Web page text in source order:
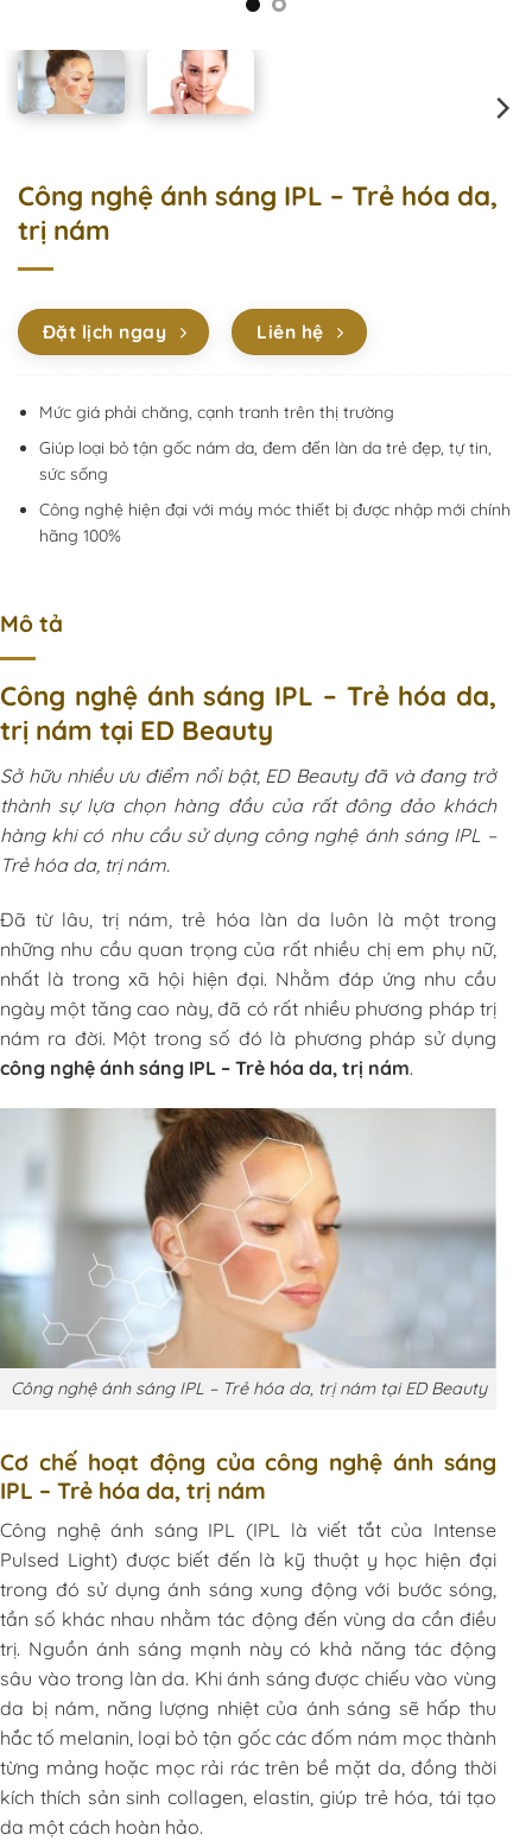
Công nghệ ánh sáng IPL – Trẻ hóa da,
trị nám
Đặt lịch ngay Liên hệ
Mức giá phải chăng, cạnh tranh trên thị trường
Giúp loại bỏ tận gốc nám da, đem đến làn da trẻ đẹp, tự tin,
sức sống
Công nghệ hiện đại với máy móc thiết bị được nhập mới chính
hãng 100%
Mô tả
Công nghệ ánh sáng IPL – Trẻ hóa da,
trị nám tại ED Beauty
Sở hữu nhiều ưu điểm nổi bật, ED Beauty đã và đang trở
thành sự lựa chọn hàng đầu của rất đông đảo khách
hàng khi có nhu cầu sử dụng công nghệ ánh sáng IPL –
Trẻ hóa da, trị nám.
Đã từ lâu, trị nám, trẻ hóa làn da luôn là một trong
những nhu cầu quan trọng của rất nhiều chị em phụ nữ,
nhất là trong xã hội hiện đại. Nhằm đáp ứng nhu cầu
ngày một tăng cao này, đã có rất nhiều phương pháp trị
nám ra đời. Một trong số đó là phương pháp sử dụng
công nghệ ánh sáng IPL – Trẻ hóa da, trị nám.
Công nghệ ánh sáng IPL – Trẻ hóa da, trị nám tại ED Beauty
Cơ chế hoạt động của công nghệ ánh sáng
IPL – Trẻ hóa da, trị nám
Công nghệ ánh sáng IPL (IPL là viết tắt của Intense
Pulsed Light) được biết đến là kỹ thuật y học hiện đại
trong đó sử dụng ánh sáng xung động với bước sóng,
tần số khác nhau nhằm tác động đến vùng da cần điều
trị. Nguồn ánh sáng mạnh này có khả năng tác động
sâu vào trong làn da. Khi ánh sáng được chiếu vào vùng
da bị nám, năng lượng nhiệt của ánh sáng sẽ hấp thu
hắc tố melanin, loại bỏ tận gốc các đốm nám mọc thành
từng mảng hoặc mọc rải rác trên bề mặt da, đồng thời
kích thích sản sinh collagen, elastin, giúp trẻ hóa, tái tạo
da một cách hoàn hảo.